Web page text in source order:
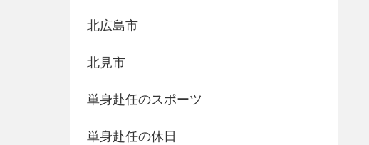
北広島市
北見市
単身赴任のスポーツ
単身赴任の休日